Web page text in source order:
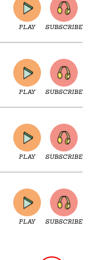
PLAY SUBSCRIBE
PLAY SUBSCRIBE
PLAY SUBSCRIBE
PLAY SUBSCRIBE